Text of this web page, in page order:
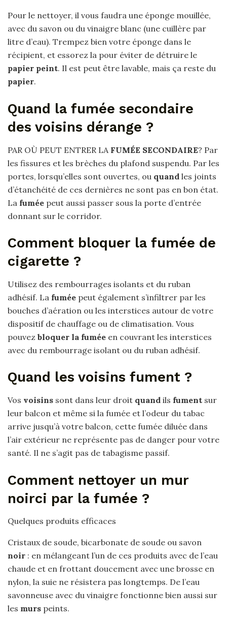
Pour le nettoyer, il vous faudra une éponge mouillée,
avec du savon ou du vinaigre blanc (une cuillère par
litre d’eau). Trempez bien votre éponge dans le
récipient, et essorez la pour éviter de détruire le
papier peint. Il est peut être lavable, mais ça reste du
papier.
Quand la fumée secondaire
des voisins dérange ?
PAR OÙ PEUT ENTRER LA FUMÉE SECONDAIRE? Par
les fissures et les brèches du plafond suspendu. Par les
portes, lorsqu’elles sont ouvertes, ou quand les joints
d’étanchéité de ces dernières ne sont pas en bon état.
La fumée peut aussi passer sous la porte d’entrée
donnant sur le corridor.
Comment bloquer la fumée de
cigarette ?
Utilisez des rembourrages isolants et du ruban
adhésif. La fumée peut également s’infiltrer par les
bouches d’aération ou les interstices autour de votre
dispositif de chauffage ou de climatisation. Vous
pouvez bloquer la fumée en couvrant les interstices
avec du rembourrage isolant ou du ruban adhésif.
Quand les voisins fument ?
Vos voisins sont dans leur droit quand ils fument sur
leur balcon et même si la fumée et l’odeur du tabac
arrive jusqu’à votre balcon, cette fumée diluée dans
l’air extérieur ne représente pas de danger pour votre
santé. Il ne s’agit pas de tabagisme passif.
Comment nettoyer un mur
noirci par la fumée ?
Quelques produits efficaces
Cristaux de soude, bicarbonate de soude ou savon
noir : en mélangeant l’un de ces produits avec de l’eau
chaude et en frottant doucement avec une brosse en
nylon, la suie ne résistera pas longtemps. De l’eau
savonneuse avec du vinaigre fonctionne bien aussi sur
les murs peints.